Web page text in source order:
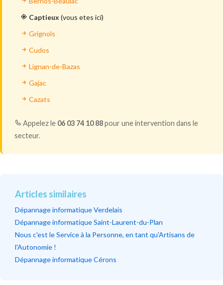
Captieux (vous etes ici)
Grignols
Cudos
Lignan-de-Bazas
Gajac
Cazats
Appelez le 06 03 74 10 88pour une intervention dans le
secteur.
Articles similaires
Dépannage informatique Verdelais
Dépannage informatique Saint-Laurent-du-Plan
Nous c'est le Service à la Personne, en tant qu'Artisans de
l'Autonomie !
Dépannage informatique Cérons